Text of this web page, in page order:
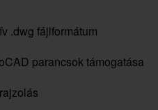
.dwg fájlformátum
parancsok támogatása